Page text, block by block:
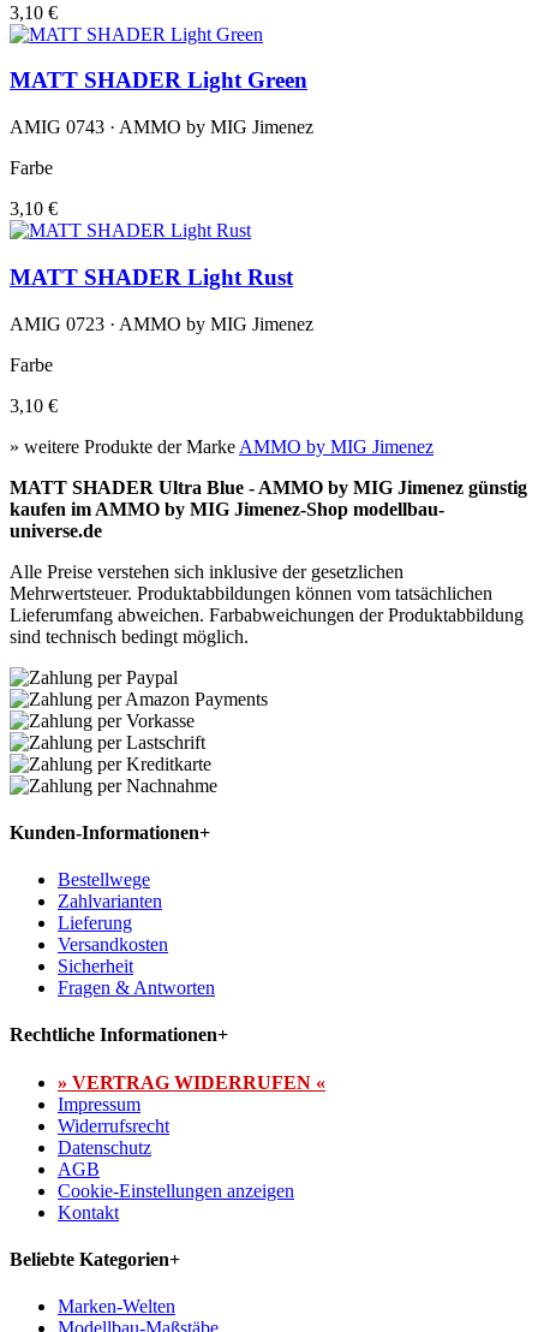
3,10 €
MATT SHADER Light Green
AMIG 0743 · AMMO by MIG Jimenez
Farbe
3,10 €
MATT SHADER Light Rust
AMIG 0723 · AMMO by MIG Jimenez
Farbe
3,10 €
» weitere Produkte der Marke AMMO by MIG Jimenez
MATT SHADER Ultra Blue - AMMO by MIG Jimenez günstig
kaufen im AMMO by MIG Jimenez-Shop modellbau-
universe.de
Alle Preise verstehen sich inklusive der gesetzlichen
Mehrwertsteuer. Produktabbildungen können vom tatsächlichen
Lieferumfang abweichen. Farbabweichungen der Produktabbildung
sind technisch bedingt möglich.
Kunden-Informationen+
Bestellwege
Zahlvarianten
Lieferung
Versandkosten
Sicherheit
Fragen & Antworten
Rechtliche Informationen+
» VERTRAG WIDERRUFEN «
Impressum
Widerrufsrecht
Datenschutz
AGB
Cookie-Einstellungen anzeigen
Kontakt
Beliebte Kategorien+
Marken-Welten
Modellbau-Maßstäbe